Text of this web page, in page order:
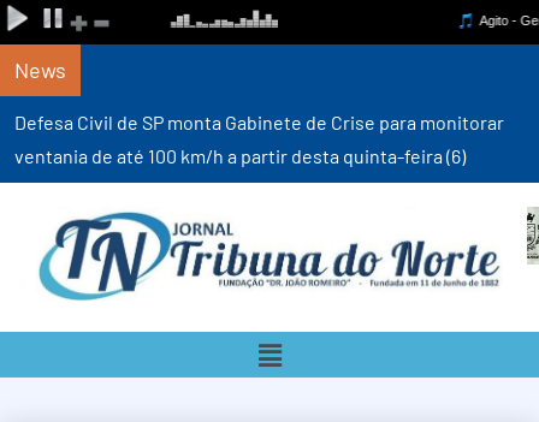
News
Defesa Civil de SP monta Gabinete de Crise para monitorar
ventania de até 100 km/h a partir desta quinta-feira (6)